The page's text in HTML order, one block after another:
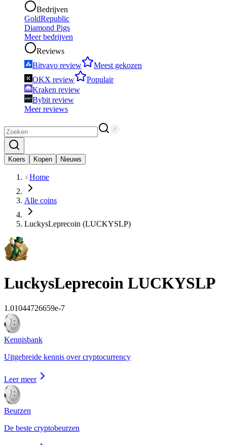
Bedrijven
GoldRepublic
Diamond Pigs
Meer bedrijven
Reviews
Bitvavo review
Meest gekozen
OKX review
Populair
Kraken review
Bybit review
Meer reviews
Koers Kopen Nieuws
Home
Alle coins
LuckysLeprecoin (LUCKYSLP)
LuckysLeprecoin LUCKYSLP
1.01044726659e-7
Kennisbank
Uitgebreide kennis over cryptocurrency
Leer meer
Beurzen
De beste cryptobeurzen